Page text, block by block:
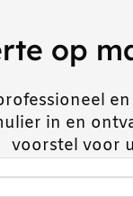
op
in en
voorstel voor